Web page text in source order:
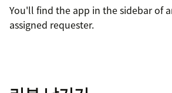
You'll find the app in the sidebar of
assigned requester.